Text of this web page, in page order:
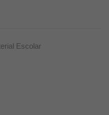
Escolar